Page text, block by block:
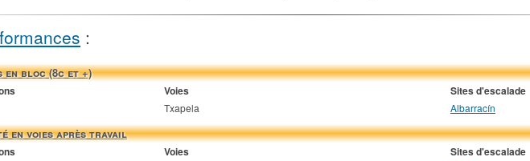
:
en bloc (8c et +)
Voies Sites d'escalade
Txapela Albarracín
en voies après travail
Voies Sites d'escalade